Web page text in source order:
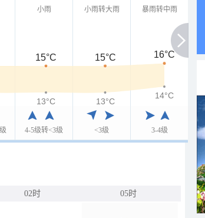
小雨
4-5级转<3级
小雨转大雨
<3级
暴雨转中雨
3-4级
15°C 15°C 16°C
13°C 13°C
14°C
02时 05时